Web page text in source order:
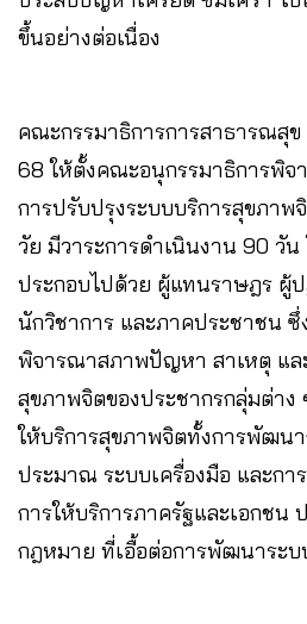
ขึ้นอย่างต่อเนื่อง
คณะกรรมาธิการการสาธารณสุข
68 ให้ตั้งคณะอนุกรรมาธิการพิ
การปรับปรุงระบบบริการสุขภาพ
วัย มีวาระการดำเนินงาน 90 วั
ประกอบไปด้วย ผู้แทนราษฎร ผู้
นักวิชาการ และภาคประชาชน
พิจารณาสภาพปัญหา สาเหตุ แล
สุขภาพจิตของประชากรกลุ่มต่าง
ให้บริการสุขภาพจิตทั้งการพัฒน
ประมาณ ระบบเครื่องมือ และกา
การให้บริการภาครัฐและเอกชน
กฎหมาย ที่เอื้อต่อการพัฒนาระ